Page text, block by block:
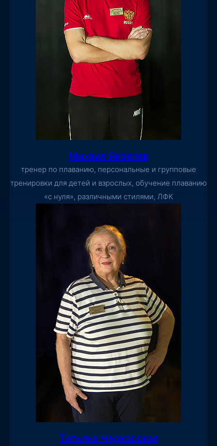
Михаил Яковлев
тренер по плаванию, персональные и групповые
тренировки для детей и взрослых, обучение плаванию
«с нуля», различными стилями, ЛФК
Татьяна Черкасская